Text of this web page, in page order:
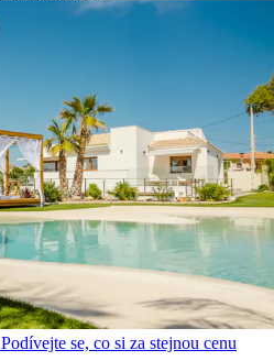
se, co si za stejnou cenu